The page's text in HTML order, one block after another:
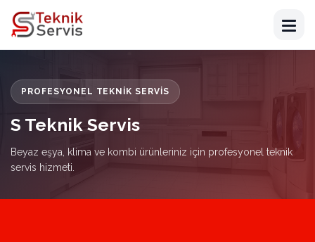
PROFESYONEL TEKNIK SERVIS
S Teknik Servis
Beyaz eşya, klima ve kombi ürünleriniz için profesyonel teknik
servis hizmeti.